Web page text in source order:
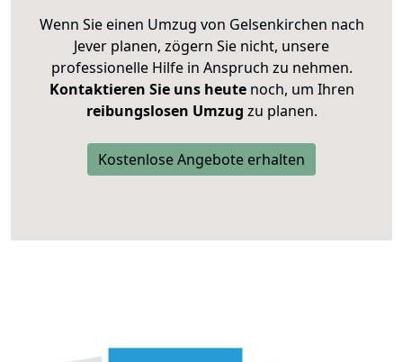
Wenn Sie einen Umzug von Gelsenkirchen nach
Jever planen, zögern Sie nicht, unsere
professionelle Hilfe in Anspruch zu nehmen.
Kontaktieren Sie uns heutenoch, um Ihren
reibungslosen Umzug zu planen.
Kostenlose Angebote erhalten